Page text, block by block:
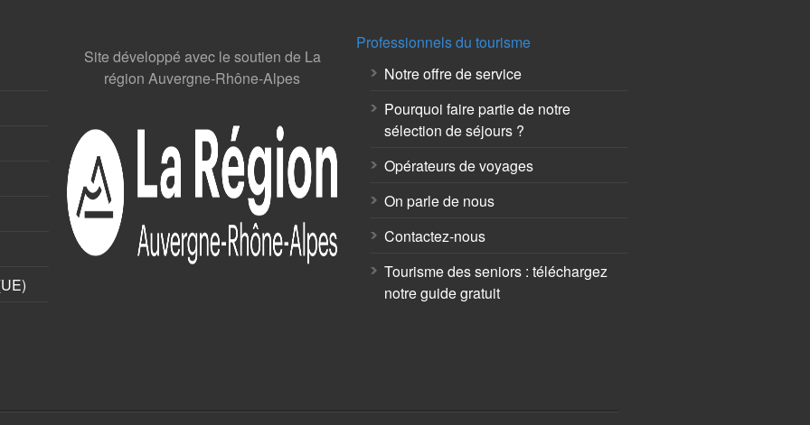
Site développé avec le soutien de La
région Auvergne-Rhône-Alpes
Professionnels du tourisme
Notre offre de service
Pourquoi faire partie de notre
sélection de séjours ?
Opérateurs de voyages
On parle de nous
Contactez-nous
Tourisme des seniors : téléchargez
notre guide gratuit